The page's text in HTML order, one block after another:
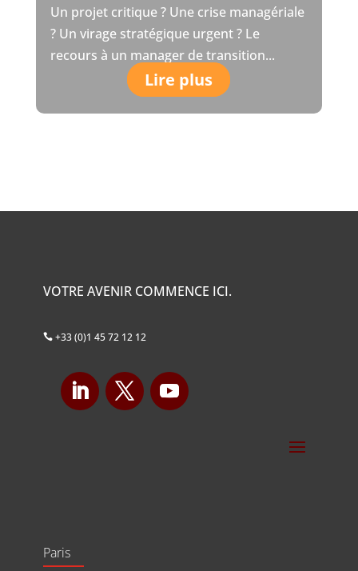
Un projet critique ? Une crise managériale
? Un virage stratégique urgent ? Le
recours à un manager de transition...
Lire plus
VOTRE AVENIR COMMENCE ICI.
+33 (0)1 45 72 12 12
Paris